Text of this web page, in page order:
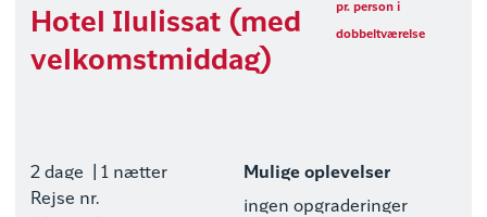
Hotel Ilulissat (med
velkomstmiddag)
pr. person i
dobbeltværelse
2 dage
| 1 nætter
Rejse nr.
Mulige oplevelser
ingen opgraderinger